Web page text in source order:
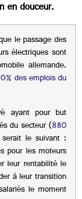
en douceur.
le passage des
électriques sont
allemande.
des emplois du
ayant pour but
du secteur (880
le suivant :
pour les moteurs
leur rentabilité le
à leur transition
le moment